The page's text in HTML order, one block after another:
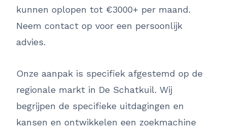
kunnen oplopen tot €3000+ per maand.
Neem contact op voor een persoonlijk
advies.
Onze aanpak is specifiek afgestemd op de
regionale markt in De Schatkuil. Wij
begrijpen de specifieke uitdagingen en
kansen en ontwikkelen een zoekmachine